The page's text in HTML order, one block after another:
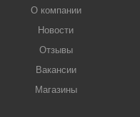
О компании
Новости
Отзывы
Вакансии
Магазины